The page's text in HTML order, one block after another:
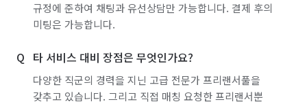
규정에 준하여 채팅과 유선상담만 가능합니다. 결제 후의
미팅은 가능합니다.
타 서비스 대비 장점은 무엇인가요?
다양한 직군의 경력을 지닌 고급 전문가 프리랜서풀을
갖추고 있습니다. 그리고 직접 매칭 요청한 프리랜서뿐